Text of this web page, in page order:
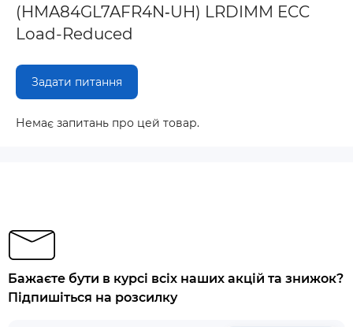
(HMA84GL7AFR4N‐UH) LRDIMM ECC
Load-Reduced
Задати питання
Немає запитань про цей товар.
Бажаєте бути в курсі всіх наших акцій та знижок?
Підпишіться на розсилку